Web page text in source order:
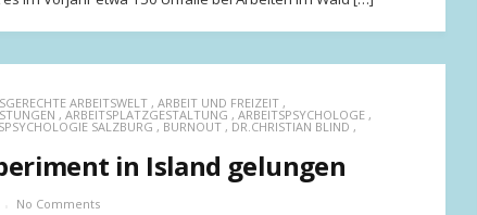
ARBEITSWELT , ARBEIT UND FREIZEIT ,
, ARBEITSPLATZGESTALTUNG , ARBEITSPSYCHOLOGE ,
SALZBURG , BURNOUT , DR.CHRISTIAN BLIND ,
in Island gelungen
No Comments